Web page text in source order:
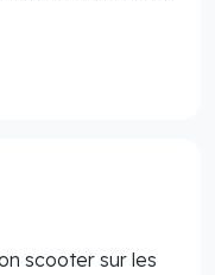
scooter sur les